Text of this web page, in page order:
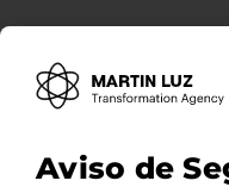
Aviso de